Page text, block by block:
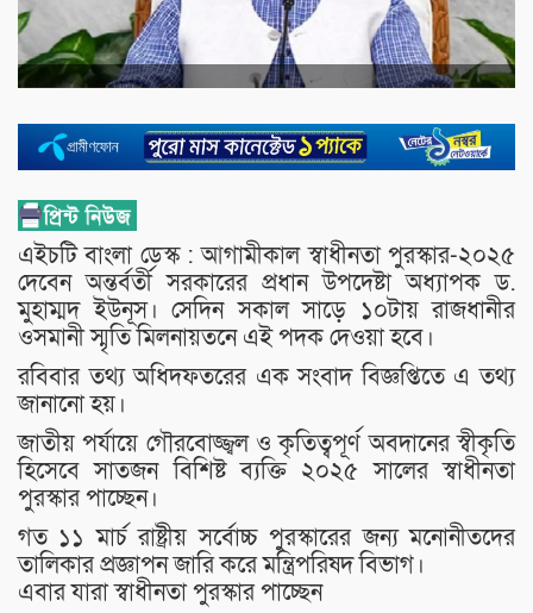
এইচটি বাংলা ডেস্ক : আগামীকাল স্বাধীনতা পুরস্কার-২০২৫
দেবেন অন্তর্বর্তী সরকারের প্রধান উপদেষ্টা অধ্যাপক ড.
মুহাম্মদ ইউনূস। সেদিন সকাল সাড়ে ১০টায় রাজধানীর
ওসমানী স্মৃতি মিলনায়তনে এই পদক দেওয়া হবে।
রবিবার তথ্য অধিদফতরের এক সংবাদ বিজ্ঞপ্তিতে এ তথ্য
জানানো হয়।
জাতীয় পর্যায়ে গৌরবোজ্জ্বল ও কৃতিত্বপূর্ণ অবদানের স্বীকৃতি
হিসেবে সাতজন বিশিষ্ট ব্যক্তি ২০২৫ সালের স্বাধীনতা
পুরস্কার পাচ্ছেন।
গত ১১ মার্চ রাষ্ট্রীয় সর্বোচ্চ পুরস্কারের জন্য মনোনীতদের
তালিকার প্রজ্ঞাপন জারি করে মন্ত্রিপরিষদ বিভাগ।
এবার যারা স্বাধীনতা পুরস্কার পাচ্ছেন